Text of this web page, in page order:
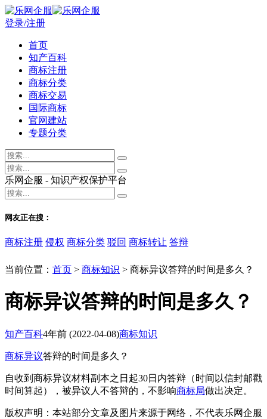
登录/注册
首页
知产百科
商标注册
商标分类
商标交易
国际商标
官网建站
专题分类
乐网企服 - 知识产权保护平台
网友正在搜：
商标注册 侵权 商标分类 驳回 商标转让 答辩
当前位置： 首页 > 商标知识 > 商标异议答辩的时间是多久？
商标异议答辩的时间是多久？
知产百科4年前 (2022-04-08)商标知识
商标异议答辩的时间是多久？
自收到商标异议材料副本之日起30日内答辩（时间以信封邮戳
时间算起），被异议人不答辩的，不影响商标局做出决定。
版权声明：本站部分文章及图片来源于网络，不代表乐网企服